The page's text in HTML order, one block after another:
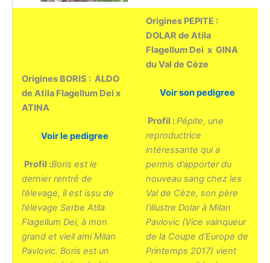
Origines BORIS : ALDO
de Atila Flagellum Dei x
ATINA
Voir le pedigree
Profil :Boris est le
dernier rentré de
l’élevage, il est issu de
l’élevage Serbe Atila
Flagellum Dei, à mon
grand et vieil ami Milan
Pavlovic. Boris est un
Origines PEPITE :
DOLAR de Atila
Flagellum Dei x GINA
du Val de Cèze
Voir son pedigree
Profil :Pépite, une
reproductrice
intéressante qui a
permis d’apporter du
nouveau sang chez les
Val de Cèze, son père
l’illustre Dolar à Milan
Pavlovic (Vice vainqueur
de la Coupe d’Europe de
Printemps 2017) vient